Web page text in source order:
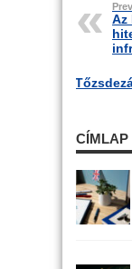
Az
CÍMLAP